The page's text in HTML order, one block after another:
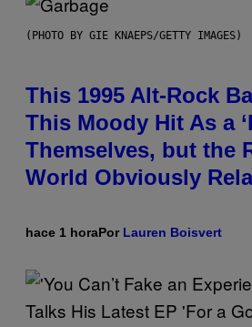
(PHOTO BY GIE KNAEPS/GETTY IMAGES)
This 1995 Alt-Rock
This Moody Hit As a
Themselves, but the
World Obviously
hace 1 horaPor Lauren Boisvert